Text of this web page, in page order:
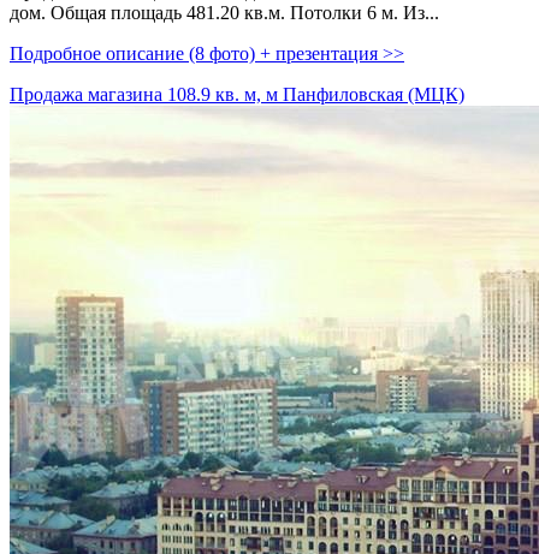
дом. Общая площадь 481.20 кв.м. Потолки 6 м. Из...
Подробное описание (8 фото) + презентация >>
Продажа магазина 108.9 кв. м, м Панфиловская (МЦК)